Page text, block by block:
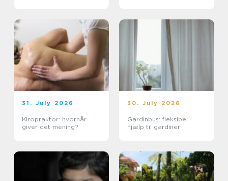
31. July 2026
Kiropraktor: hvornår
giver det mening?
30. July 2026
Gardinbus: fleksibel
hjælp til gardiner